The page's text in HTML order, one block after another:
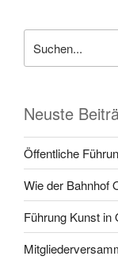
Neuste
Öffentliche
Wie der Bahnhof
Führung Kunst in